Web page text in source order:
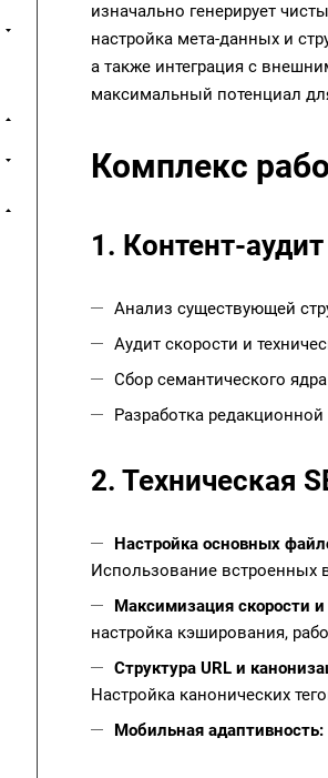
изначально генерирует
настройка мета-данных и
а также интеграция с
максимальный потенциал
Комплекс
1. Контент-
Анализ существующей
Аудит скорости и
Сбор семантического
Разработка
2. Техническая
Настройка основных
Использование
Максимизация скорости
настройка кэширования,
Структура URL и
Настройка канонических
Мобильная адаптивность: